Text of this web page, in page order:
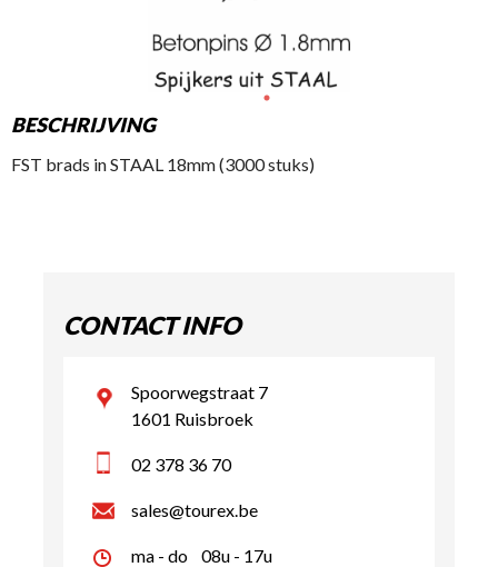
BESCHRIJVING
FST brads in STAAL 18mm (3000 stuks)
CONTACT INFO
Spoorwegstraat 7
1601 Ruisbroek
02 378 36 70
sales@tourex.be
ma - do
08u - 17u